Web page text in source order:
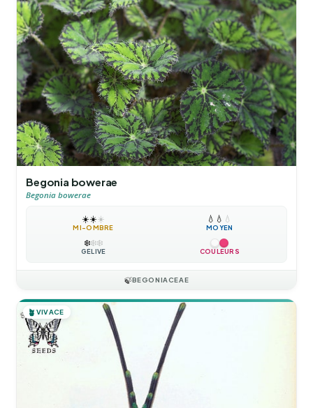
Begonia bowerae
Begonia bowerae
☀️☀️☀️
MI-OMBRE
💧 💧 💧
MOYEN
❄️❄️❄️
GÉLIVE COULEURS
🍃BEGONIACEAE
🪴 VIVACE